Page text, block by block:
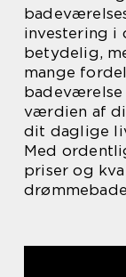
investering i
betydelig,
mange
badeværelse
værdien af
dit daglige
Med
priser og